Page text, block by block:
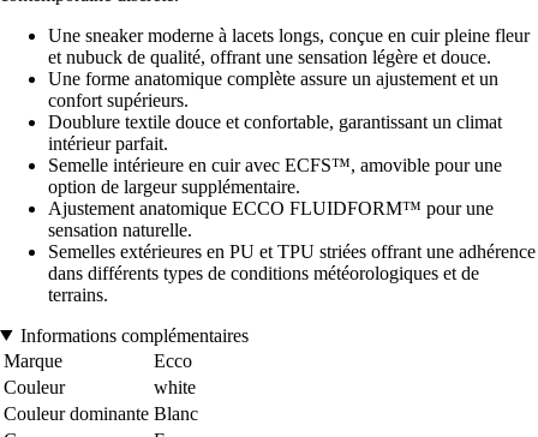
Une sneaker moderne à lacets longs, conçue en cuir pleine fleur
et nubuck de qualité, offrant une sensation légère et douce.
Une forme anatomique complète assure un ajustement et un
confort supérieurs.
Doublure textile douce et confortable, garantissant un climat
intérieur parfait.
Semelle intérieure en cuir avec ECFS™, amovible pour une
option de largeur supplémentaire.
Ajustement anatomique ECCO FLUIDFORM™ pour une
sensation naturelle.
Semelles extérieures en PU et TPU striées offrant une adhérence
dans différents types de conditions météorologiques et de
terrains.
Informations complémentaires
Marque
Ecco
Couleur
white
Couleur dominante Blanc